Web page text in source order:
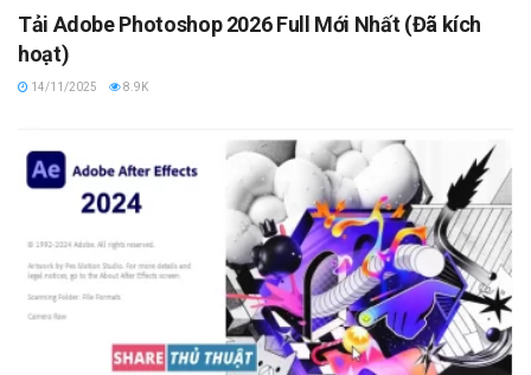
Tải Adobe Photoshop 2026 Full Mới Nhất (Đã kích
hoạt)
14/11/2025 8.9K